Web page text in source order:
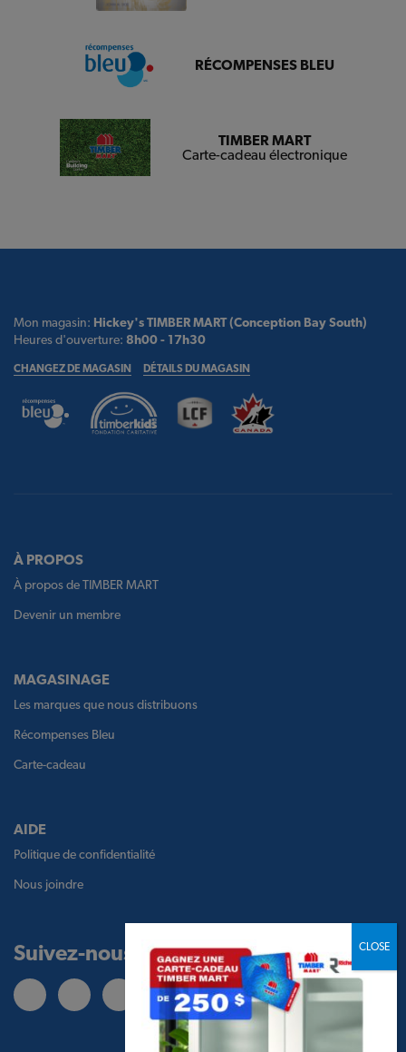
RÉCOMPENSES BLEU
TIMBER MART
Carte-cadeau électronique
Mon magasin: Hickey's TIMBER MART (Conception Bay South)
Heures d'ouverture: 8h00 - 17h30
CHANGEZ DE MAGASIN DÉTAILS DU MAGASIN
À PROPOS
À propos de TIMBER MART
Devenir un membre
MAGASINAGE
Les marques que nous distribuons
Récompenses Bleu
Carte-cadeau
AIDE
Politique de confidentialité
Nous joindre
Suivez-nous